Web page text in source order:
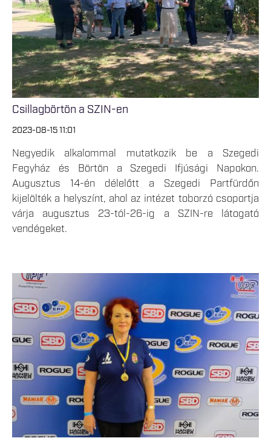
Csillagbörtön a SZIN-en
2023-08-15 11:01
Negyedik alkalommal mutatkozik be a Szegedi
Fegyház és Börtön a Szegedi Ifjúsági Napokon.
Augusztus 14-én délelőtt a Szegedi Partfürdőn
kijelölték a helyszínt, ahol az intézet toborzó csoportja
várja augusztus 23-tól-26-ig a SZIN-re látogató
vendégeket.